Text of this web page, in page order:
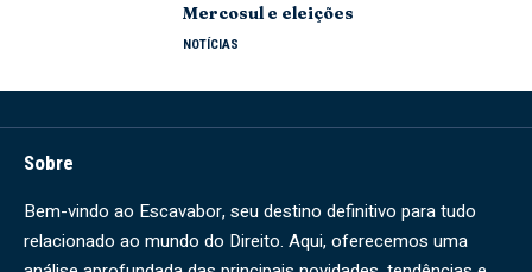
Mercosul e eleições
NOTÍCIAS
Sobre
Bem-vindo ao Escavabor, seu destino definitivo para tudo
relacionado ao mundo do Direito. Aqui, oferecemos uma